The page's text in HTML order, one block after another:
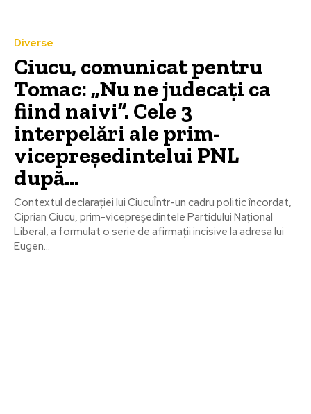
Diverse
Ciucu, comunicat pentru
Tomac: „Nu ne judecați ca
fiind naivi”. Cele 3
interpelări ale prim-
vicepreședintelui PNL
după…
Contextul declarației lui CiucuÎntr-un cadru politic încordat,
Ciprian Ciucu, prim-vicepreședintele Partidului Național
Liberal, a formulat o serie de afirmații incisive la adresa lui
Eugen...